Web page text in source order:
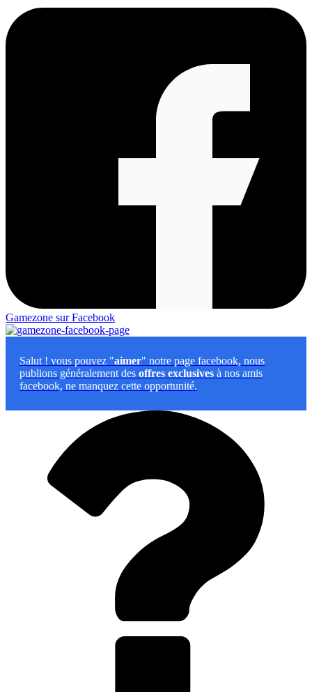
Gamezone sur Facebook
Salut ! vous pouvez "aimer" notre page facebook, nous
publions généralement des offres exclusives à nos amis
facebook, ne manquez cette opportunité.